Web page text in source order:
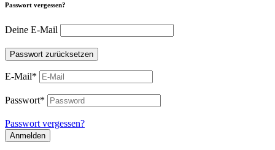
Passwort vergessen?
Deine E-Mail
Passwort zurücksetzen
E-Mail*
Passwort*
Passwort vergessen?
Anmelden